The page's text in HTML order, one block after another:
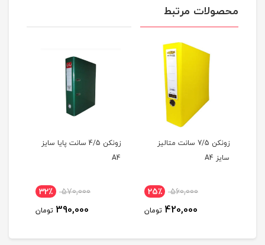
محصولات مرتبط
زونکن 7/5 سانت متالیز
سایز A4
560,000 25٪
420,000 تومان
زونکن 4/5 سانت پایا سایز
A4
570,000 32٪
390,000 تومان